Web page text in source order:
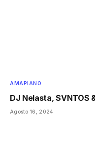
AMAPIANO
DJ Nelasta, SVNTOS
Agosto 16, 2024